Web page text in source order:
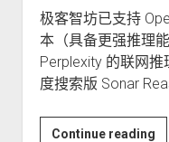
极客智坊已支持
本（具备更强推理
Perplexity 的联网推
度搜索版 Sonar
Continue reading极